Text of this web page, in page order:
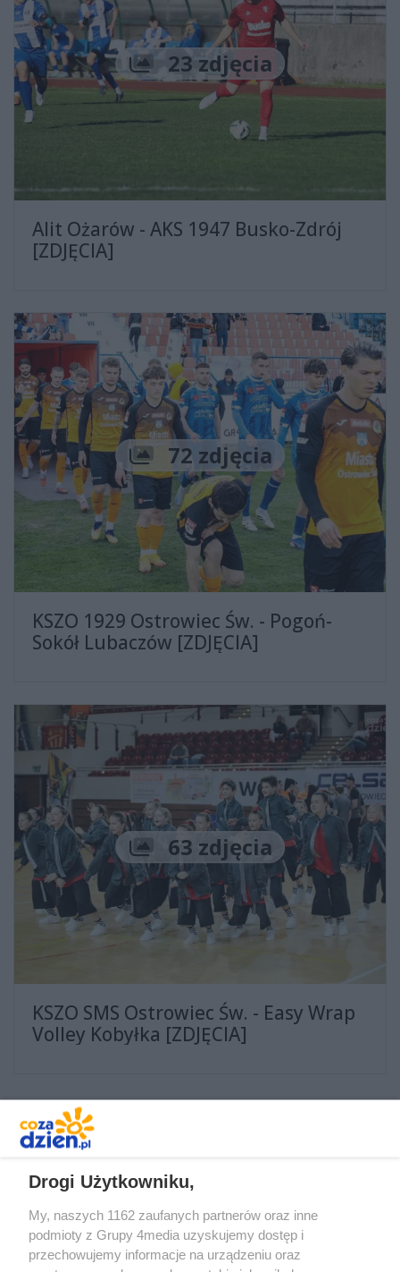
Liczba zdjęć
23 zdjęcia
Alit Ożarów - AKS 1947 Busko-Zdrój
[ZDJĘCIA]
Liczba zdjęć
72 zdjęcia
KSZO 1929 Ostrowiec Św. - Pogoń-
Sokół Lubaczów [ZDJĘCIA]
Liczba zdjęć
63 zdjęcia
KSZO SMS Ostrowiec Św. - Easy Wrap
Volley Kobyłka [ZDJĘCIA]
Drogi Użytkowniku,
My, naszych 1162 zaufanych partnerów oraz inne
podmioty z Grupy 4media uzyskujemy dostęp i
przechowujemy informacje na urządzeniu oraz